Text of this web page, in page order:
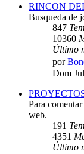
RINCON
Busqueda de
847
10360
Último
por
Dom
Para
web.
191
4351
Último